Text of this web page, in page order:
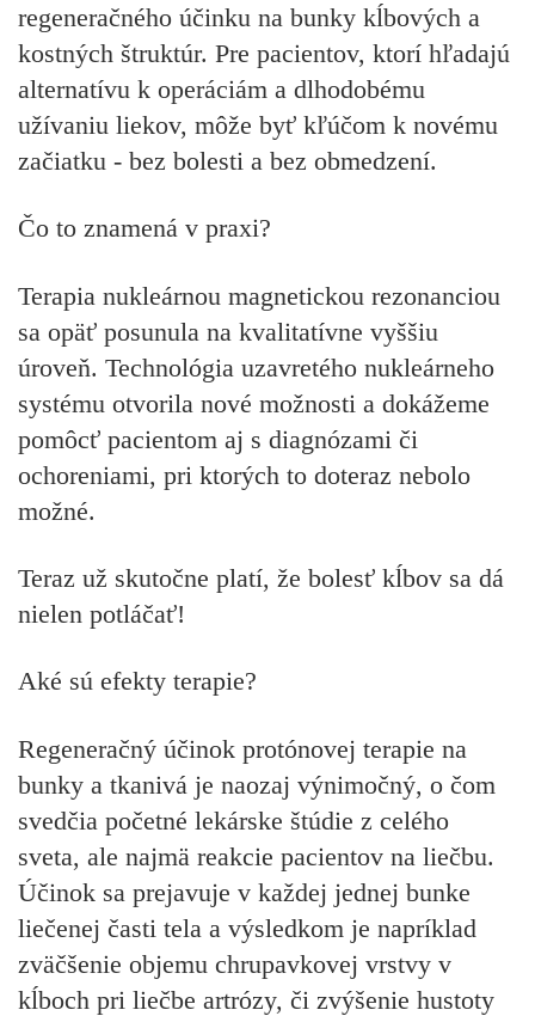
regeneračného účinku na bunky kĺbových a
kostných štruktúr. Pre pacientov, ktorí hľadajú
alternatívu k operáciám a dlhodobému
užívaniu liekov, môže byť kľúčom k novému
začiatku - bez bolesti a bez obmedzení.
Čo to znamená v praxi?
Terapia nukleárnou magnetickou rezonanciou
sa opäť posunula na kvalitatívne vyššiu
úroveň. Technológia uzavretého nukleárneho
systému otvorila nové možnosti a dokážeme
pomôcť pacientom aj s diagnózami či
ochoreniami, pri ktorých to doteraz nebolo
možné.
Teraz už skutočne platí, že bolesť kĺbov sa dá
nielen potláčať!
Aké sú efekty terapie?
Regeneračný účinok protónovej terapie na
bunky a tkanivá je naozaj výnimočný, o čom
svedčia početné lekárske štúdie z celého
sveta, ale najmä reakcie pacientov na liečbu.
Účinok sa prejavuje v každej jednej bunke
liečenej časti tela a výsledkom je napríklad
zväčšenie objemu chrupavkovej vrstvy v
kĺboch pri liečbe artrózy, či zvýšenie hustoty